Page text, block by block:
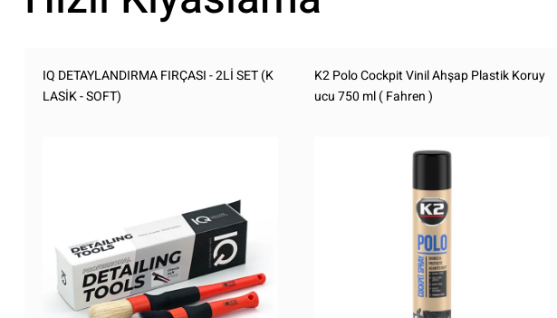
IQ DETAYLANDIRMA FIRÇASI - 2Lİ SET (K
LASİK - SOFT)
K2 Polo Cockpit Vinil Ahşap Plastik Koruy
ucu 750 ml ( Fahren )